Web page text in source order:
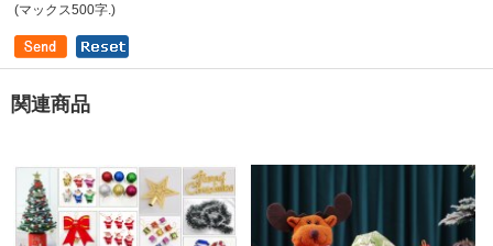
(マックス500字.)
関連商品